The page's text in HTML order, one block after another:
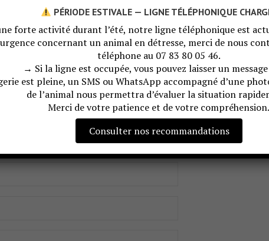
PÉRIODE ESTIVALE — LIGNE TÉLÉPHONIQUE
forte activité durant l’été, notre ligne téléphonique est
concernant un animal en détresse, merci de nous
téléphone au 07 83 80 05 46.
→ Si la ligne est occupée, vous pouvez laisser un
est pleine, un SMS ou WhatsApp accompagné d’une
de l’animal nous permettra d’évaluer la situation
Merci de votre patience et de votre compréhension.
Consulter nos recommandations